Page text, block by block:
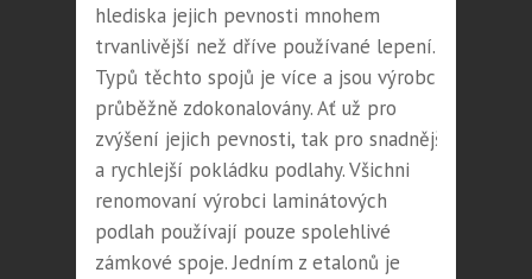
hlediska jejich pevnosti mnohem
trvanlivější než dříve používané lepení.
Typů těchto spojů je více a jsou výrobci
průběžně zdokonalovány. Ať už pro
zvýšení jejich pevnosti, tak pro snadnější
a rychlejší pokládku podlahy. Všichni
renomovaní výrobci laminátových
podlah používají pouze spolehlivé
zámkové spoje. Jedním z etalonů je